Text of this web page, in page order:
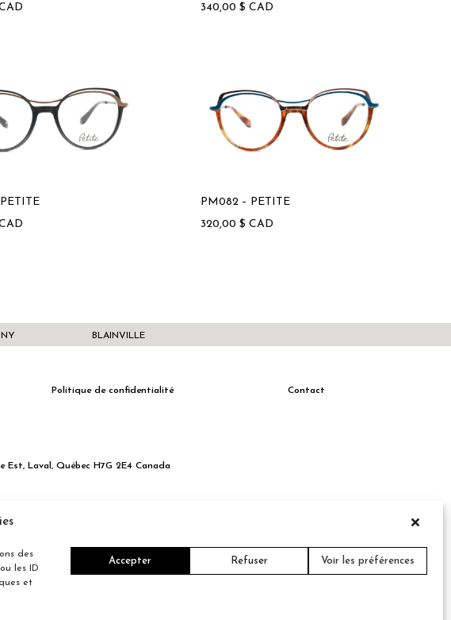
des
les ID
et
Accepter Refuser Voir les préférences
340,00 $ CAD
PM082 – PETITE
320,00 $ CAD
BLAINVILLE
Politique de confidentialité Contact
Laval, Québec H7G 2E4 Canada